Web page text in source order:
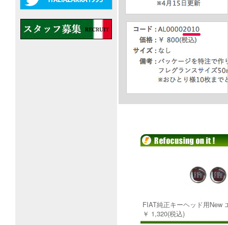
FIAT純正キーヘッド用New
￥ 1,320(税込)